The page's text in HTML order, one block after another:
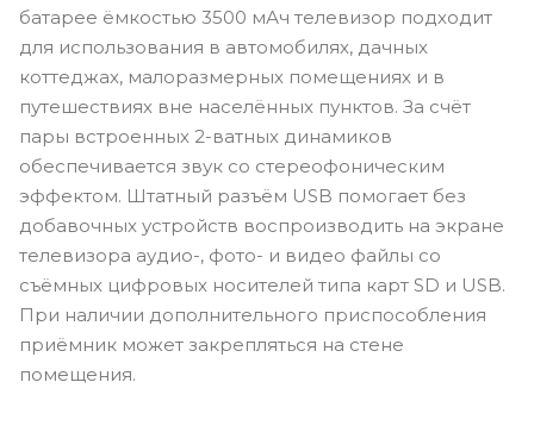
батарее ёмкостью 3500 мАч телевизор подходит
для использования в автомобилях, дачных
коттеджах, малоразмерных помещениях и в
путешествиях вне населённых пунктов. За счёт
пары встроенных 2-ватных динамиков
обеспечивается звук со стереофоническим
эффектом. Штатный разъём USB помогает без
добавочных устройств воспроизводить на экране
телевизора аудио-, фото- и видео файлы со
съёмных цифровых носителей типа карт SD и USB.
При наличии дополнительного приспособления
приёмник может закрепляться на стене
помещения.